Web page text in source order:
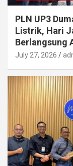
PLN UP3
Listrik, Hari
Berlangsung
July 27, 2026